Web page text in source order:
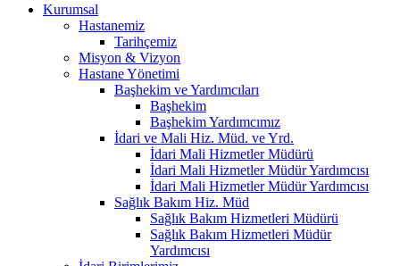
Kurumsal
Hastanemiz
Tarihçemiz
Misyon & Vizyon
Hastane Yönetimi
Başhekim ve Yardımcıları
Başhekim
Başhekim Yardımcımız
İdari ve Mali Hiz. Müd. ve Yrd.
İdari Mali Hizmetler Müdürü
İdari Mali Hizmetler Müdür Yardımcısı
İdari Mali Hizmetler Müdür Yardımcısı
Sağlık Bakım Hiz. Müd
Sağlık Bakım Hizmetleri Müdürü
Sağlık Bakım Hizmetleri Müdür
Yardımcısı